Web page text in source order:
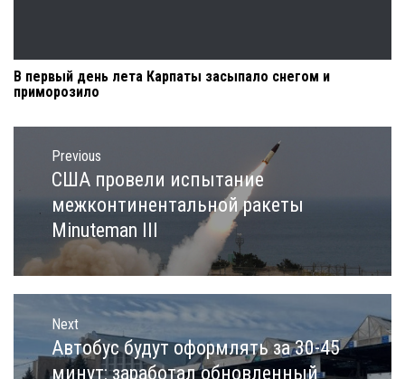
В первый день лета Карпаты засыпало снегом и
приморозило
Навигация
записям
Previous
Previous
post:
США провели испытание
межконтинентальной ракеты
Minuteman III
Next
Next
post:
Автобус будут оформлять за 30-45
минут: заработал обновленный